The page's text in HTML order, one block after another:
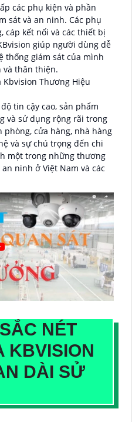
các phụ kiện và phần
sát và an ninh. Các phụ
cáp kết nối và các thiết bị
giúp người dùng dễ
thống giám sát của mình
và thân thiện.
tin cậy cao, sản phẩm
và sử dụng rộng rãi trong
cửa hàng, nhà hàng
và sự chú trọng đến chi
một trong những thương
ninh ở Việt Nam và các
NÉT
KBVISION
DÀI SỬ